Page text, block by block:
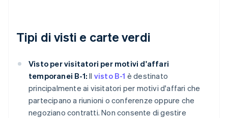
Tipi di visti e carte verdi
Visto per visitatori per motivi d'affari
temporanei B-1: Il visto B-1 è destinato
principalmente ai visitatori per motivi d'affari che
partecipano a riunioni o conferenze oppure che
negoziano contratti. Non consente di gestire